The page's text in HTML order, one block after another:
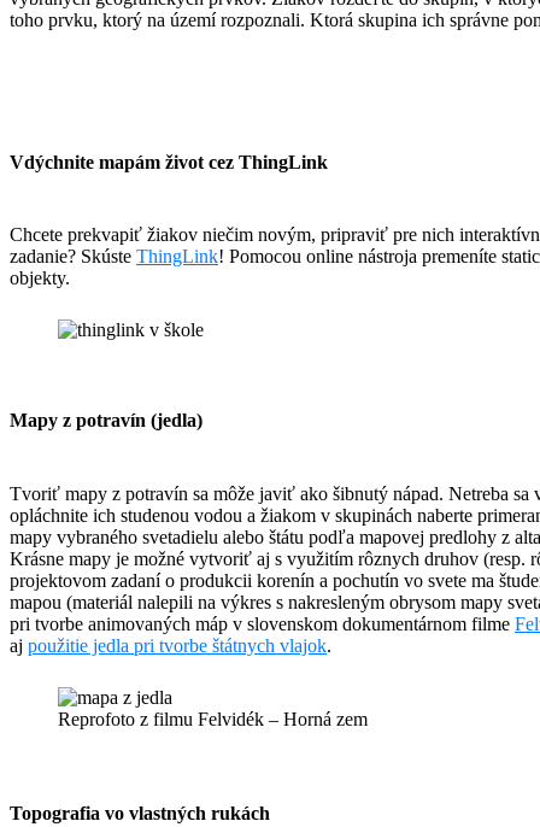
toho prvku, ktorý na území rozpoznali. Ktorá skupina ich správne
Vdýchnite mapám život cez ThingLink
Chcete prekvapiť žiakov niečim novým, pripraviť pre nich
zadanie? Skúste ThingLink! Pomocou online nástroja premeníte
objekty.
Mapy z potravín (jedla)
Tvoriť mapy z potravín sa môže javiť ako šibnutý nápad. Netreba
opláchnite ich studenou vodou a žiakom v skupinách naberte
mapy vybraného svetadielu alebo štátu podľa mapovej predlohy z
Krásne mapy je možné vytvoriť aj s využitím rôznych druhov (resp.
projektovom zadaní o produkcii korenín a pochutín vo svete ma
mapou (materiál nalepili na výkres s nakresleným obrysom mapy
pri tvorbe animovaných máp v slovenskom dokumentárnom filme
aj použitie jedla pri tvorbe štátnych vlajok.
Reprofoto z filmu Felvidék – Horná zem
Topografia vo vlastných rukách